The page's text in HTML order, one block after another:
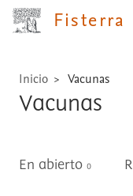
Fisterra
...
Inicio Vacunas
Vacunas
En abierto 0